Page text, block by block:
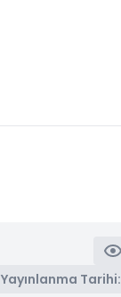
Yayınlanma Tarihi: